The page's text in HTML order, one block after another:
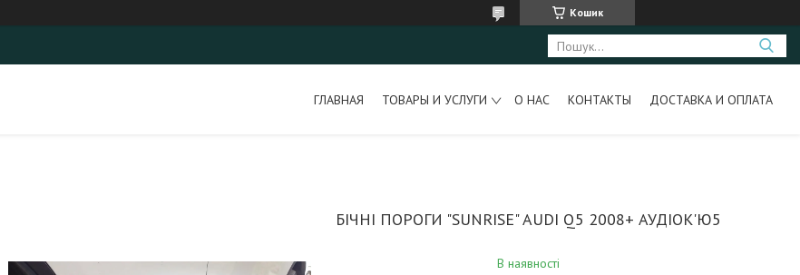
Кошик
ГЛАВНАЯ ТОВАРЫ И УСЛУГИ О НАС КОНТАКТЫ ДОСТАВКА И ОПЛАТА
БІЧНІ ПОРОГИ "SUNRISE" AUDI Q5 2008+ АУДІОК'Ю5
В наявності